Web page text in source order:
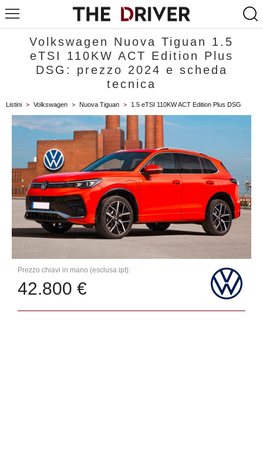
Volkswagen Nuova Tiguan 1.5
eTSI 110KW ACT Edition Plus
DSG: prezzo 2024 e scheda
tecnica
Listini > Volkswagen > Nuova Tiguan > 1.5 eTSI 110KW ACT Edition Plus DSG
Prezzo chiavi in mano (esclusa ipt):
42.800 €